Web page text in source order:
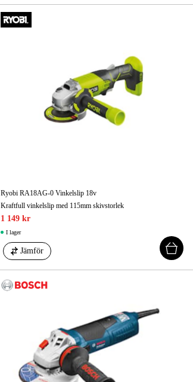
Ryobi RA18AG-0 Vinkelslip 18v
Kraftfull vinkelslip med 115mm skivstorlek
1 149 kr
I lager
Jämför